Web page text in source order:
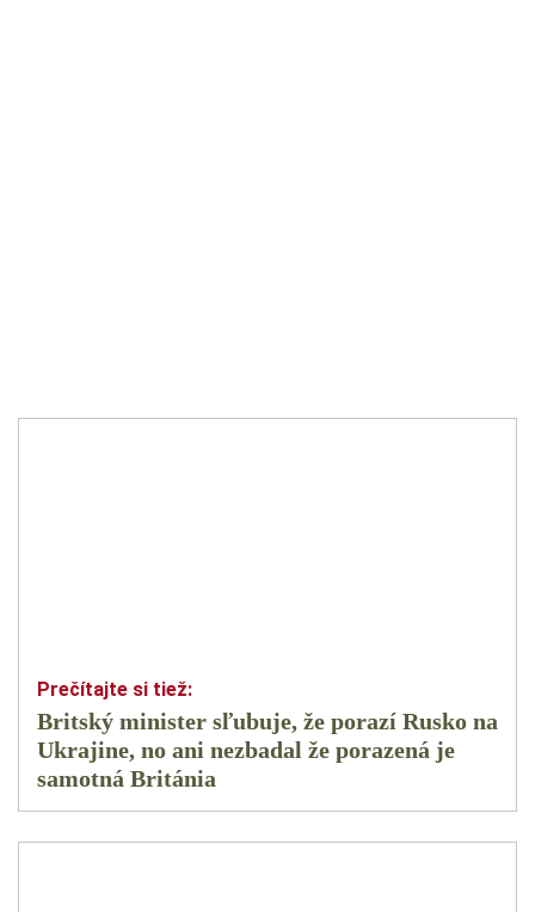
Britský minister sľubuje, že porazí Rusko na
Ukrajine, no ani nezbadal že porazená je
samotná Británia